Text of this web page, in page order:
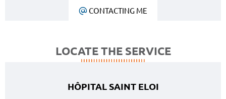
CONTACTING ME
LOCATE THE SERVICE
HÔPITAL SAINT ELOI